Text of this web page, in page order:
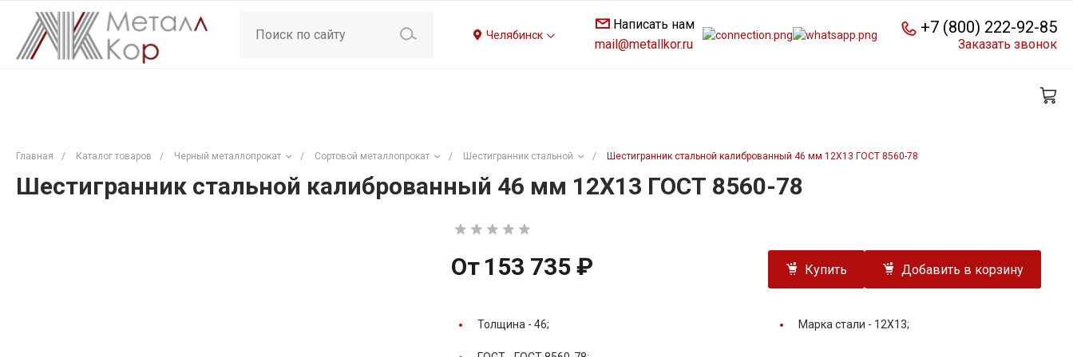
Челябинск
Написать нам
mail@metallkor.ru
+7 (800) 222-92-85
Заказать звонок
Главная / Каталог товаров / Черный металлопрокат / Сортовой металлопрокат / Шестигранник стальной / Шестигранник стальной калиброванный 46 мм 12Х13 ГОСТ 8560-78
Шестигранник стальной калиброванный 46 мм 12Х13 ГОСТ 8560-78
От 153 735 ₽ Купить Добавить в корзину
Толщина - 46; Марка стали - 12Х13;